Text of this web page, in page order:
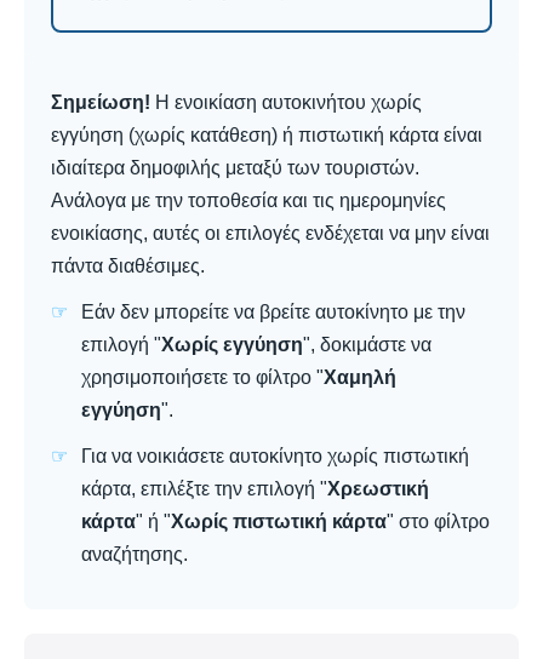
Σημείωση! Η ενοικίαση αυτοκινήτου χωρίς
εγγύηση (χωρίς κατάθεση) ή πιστωτική κάρτα είναι
ιδιαίτερα δημοφιλής μεταξύ των τουριστών.
Ανάλογα με την τοποθεσία και τις ημερομηνίες
ενοικίασης, αυτές οι επιλογές ενδέχεται να μην είναι
πάντα διαθέσιμες.
Εάν δεν μπορείτε να βρείτε αυτοκίνητο με την
επιλογή "Χωρίς εγγύηση", δοκιμάστε να
χρησιμοποιήσετε το φίλτρο "Χαμηλή
εγγύηση".
Για να νοικιάσετε αυτοκίνητο χωρίς πιστωτική
κάρτα, επιλέξτε την επιλογή "Χρεωστική
κάρτα" ή "Χωρίς πιστωτική κάρτα" στο φίλτρο
αναζήτησης.